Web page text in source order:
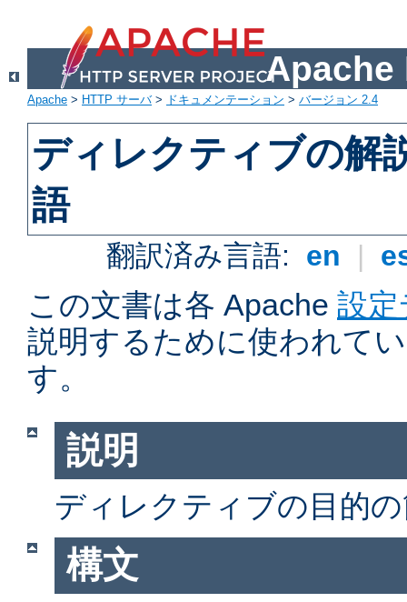
Apache
Apache > HTTP サーバ> ドキュメンテーション > バージョン 2.4
ディレクティブの解
語
翻訳済み言語: en |
この文書は各 Apache 設
説明するために使われて
す。
説明
ディレクティブの目的
構文